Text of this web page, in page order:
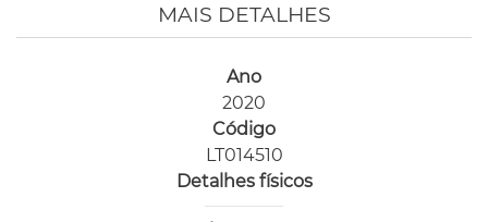
MAIS DETALHES
Ano
2020
Código
LT014510
Detalhes físicos